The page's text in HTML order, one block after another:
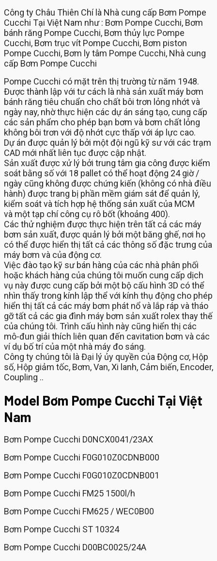
Công ty Châu Thiên Chí là Nhà cung cấp Bơm Pompe
Cucchi Tại Việt Nam như : Bơm Pompe Cucchi, Bơm
bánh răng Pompe Cucchi, Bơm thủy lực Pompe
Cucchi, Bơm trục vít Pompe Cucchi, Bơm piston
Pompe Cucchi, Bơm ly tâm Pompe Cucchi, Nhà cung
cấp Bơm Pompe Cucchi
Pompe Cucchi có mặt trên thị trường từ năm 1948.
Được thành lập với tư cách là nhà sản xuất máy bơm
bánh răng tiêu chuẩn cho chất bôi trơn lỏng nhớt và
ngày nay, nhờ thực hiện các dự án sáng tạo, cung cấp
các sản phẩm cho phép bạn bơm và bơm chất lỏng
không bôi trơn với độ nhớt cực thấp với áp lực cao.
Dự án được quản lý bởi một đội ngũ kỹ sư với các trạm
CAD mới nhất liên tục được cập nhật.
Sản xuất được xử lý bởi trung tâm gia công được kiểm
soát bằng số với 18 pallet có thể hoạt động 24 giờ /
ngày cũng không được chứng kiến ​​(không có nhà điều
hành) được trang bị phần mềm giám sát để quản lý,
kiểm soát và tích hợp hệ thống sản xuất của MCM
và một tạp chí công cụ rô bốt (khoảng 400).
Các thử nghiệm được thực hiện trên tất cả các máy
bơm sản xuất, được quản lý bởi một băng ghế, nơi họ
có thể được hiển thị tất cả các thông số đặc trưng của
máy bơm và của động cơ.
Việc đào tạo kỹ sư bán hàng của các nhà phân phối
hoặc khách hàng của chúng tôi muốn cung cấp dịch
vụ này được cung cấp bởi một bộ cấu hình 3D có thể
nhìn thấy trong kính lập thể với kính thụ động cho phép
hiển thị tất cả các máy bơm phát nổ và lắp ráp và tháo
gỡ tất cả các gia đình máy bơm sản xuất rolex thay thế
của chúng tôi. Trình cấu hình này cũng hiển thị các
mô-đun giải thích liên quan đến cavitation bơm và các
ví dụ bố trí của một nhà máy đo sáng.
Công ty chúng tôi là Đại lý ủy quyền của Động cơ, Hộp
số, Hộp giảm tốc, Bơm, Van, Xi lanh, Cảm biến, Encoder,
Coupling ..
Model Bơm Pompe Cucchi Tại Việt
Nam
Bơm Pompe Cucchi D0NCX0041/23AX
Bơm Pompe Cucchi F0G010Z0CDNB000
Bơm Pompe Cucchi F0G010Z0CDNB001
Bơm Pompe Cucchi FM25 1500l/h
Bơm Pompe Cucchi FM625 / WEC0B00
Bơm Pompe Cucchi ST 10324
Bơm Pompe Cucchi D00BC0025/24A